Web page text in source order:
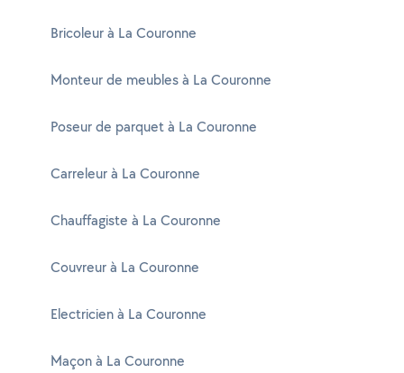
Bricoleur à La Couronne
Monteur de meubles à La Couronne
Poseur de parquet à La Couronne
Carreleur à La Couronne
Chauffagiste à La Couronne
Couvreur à La Couronne
Electricien à La Couronne
Maçon à La Couronne